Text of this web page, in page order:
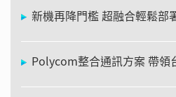
新機再降門檻 超融合輕鬆部
Polycom整合通訊方案 帶領